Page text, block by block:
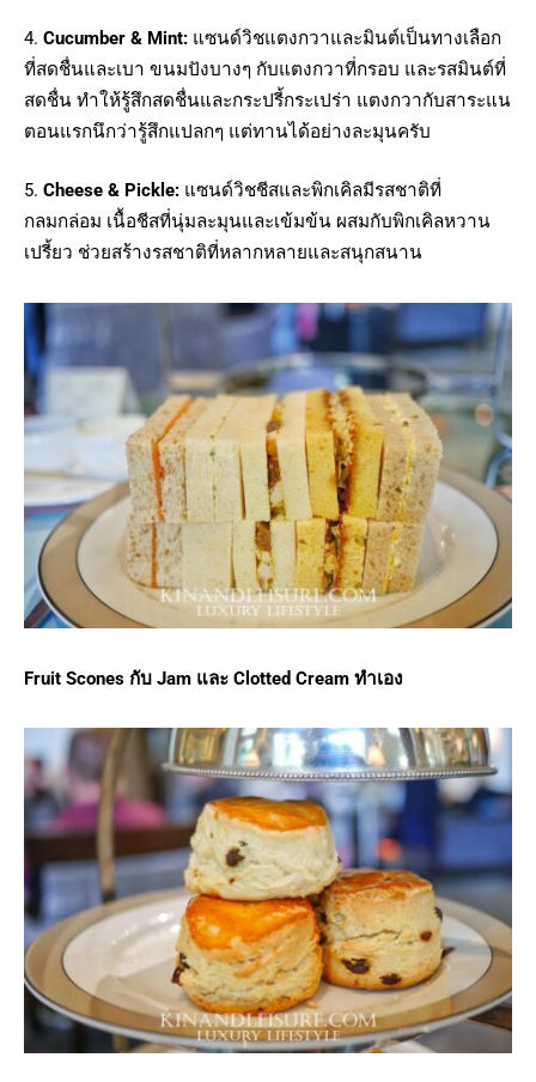
4. Cucumber & Mint: แซนด์วิชแตงกวาและมินต์เป็นทางเลือก
ที่สดชื่นและเบา ขนมปังบางๆ กับแตงกวาที่กรอบ และรสมินต์ที่
สดชื่น ทำให้รู้สึกสดชื่นและกระปรี้กระเปร่า แตงกวากับสาระแน
ตอนแรกนึกว่ารู้สึกแปลกๆ แต่ทานได้อย่างละมุนครับ
5. Cheese & Pickle: แซนด์วิชชีสและพิกเคิลมีรสชาติที่
กลมกล่อม เนื้อชีสที่นุ่มละมุนและเข้มข้น ผสมกับพิกเคิลหวาน
เปรี้ยว ช่วยสร้างรสชาติที่หลากหลายและสนุกสนาน
Fruit Scones กับ Jam และ Clotted Cream ทำเอง